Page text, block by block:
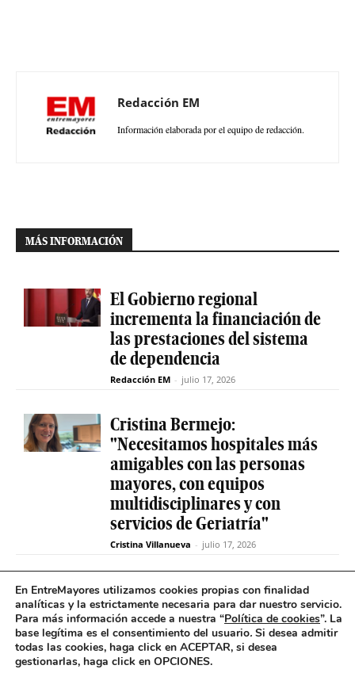
Redacción EM
Información elaborada por el equipo de redacción.
MÁS INFORMACIÓN
El Gobierno regional
incrementa la financiación de
las prestaciones del sistema
de dependencia
Redacción EM - julio 17, 2026
Cristina Bermejo:
"Necesitamos hospitales más
amigables con las personas
mayores, con equipos
multidisciplinares y con
servicios de Geriatría"
Cristina Villanueva - julio 17, 2026
Convive abre el plazo de
inscripción para estudiantes
y celebra 30 años uniendo a
jóvenes y mayores en Madrid
Redacción EM - julio 17, 2026
En EntreMayores utilizamos cookies propias con finalidad
analíticas y la estrictamente necesaria para dar nuestro servicio.
Para más información accede a nuestra “Política de cookies”. La
base legítima es el consentimiento del usuario. Si desea admitir
todas las cookies, haga click en ACEPTAR, si desea
gestionarlas, haga click en OPCIONES.